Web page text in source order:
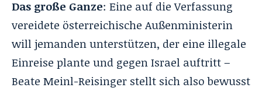
Das große Ganze: Eine auf die Verfassung
vereidete österreichische Außenministerin
will jemanden unterstützen, der eine illegale
Einreise plante und gegen Israel auftritt –
Beate Meinl-Reisinger stellt sich also bewusst